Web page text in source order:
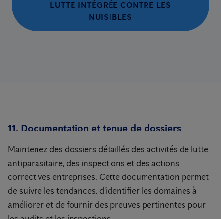
LUTTE INTÉGRÉE CONTRE LES
NUISIBLES
11. Documentation et tenue de dossiers
Maintenez des dossiers détaillés des activités de lutte
antiparasitaire, des inspections et des actions
correctives entreprises. Cette documentation permet
de suivre les tendances, d'identifier les domaines à
améliorer et de fournir des preuves pertinentes pour